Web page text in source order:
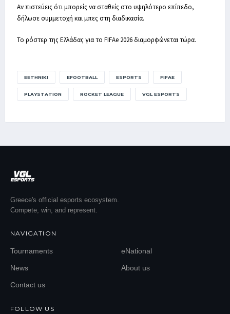
Αν πιστεύεις ότι μπορείς να σταθείς στο υψηλότερο επίπεδο,
δήλωσε συμμετοχή και μπες στη διαδικασία.
Το ρόστερ της Ελλάδας για το FIFAe 2026 διαμορφώνεται τώρα.
EETHNIKI EFOOTBALL ESPORTS FIFAE
PLAYSTATION ROCKET LEAGUE VGL ESPORTS
Greece's official esports ecosystem.
Compete, win, and represent.
NAVIGATION
Tournaments eNational
News About us
Contact us
FOLLOW US